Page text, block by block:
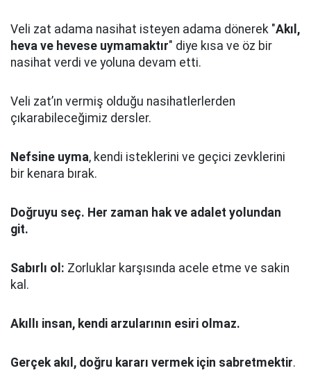
Veli zat adama nasihat isteyen adama dönerek "Akıl,
heva ve hevese uymamaktır" diye kısa ve öz bir
nasihat verdi ve yoluna devam etti.
Veli zat’ın vermiş olduğu nasihatlerlerden
çıkarabileceğimiz dersler.
Nefsine uyma, kendi isteklerini ve geçici zevklerini
bir kenara bırak.
Doğruyu seç. Her zaman hak ve adalet yolundan
git.
Sabırlı ol: Zorluklar karşısında acele etme ve sakin
kal.
Akıllı insan, kendi arzularının esiri olmaz.
Gerçek akıl, doğru kararı vermek için sabretmektir.